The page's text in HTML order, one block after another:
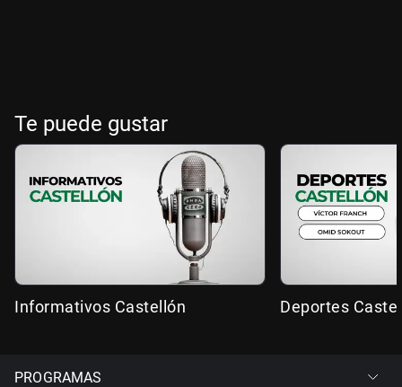
Te puede gustar
Informativos Castellón Deportes
PROGRAMAS